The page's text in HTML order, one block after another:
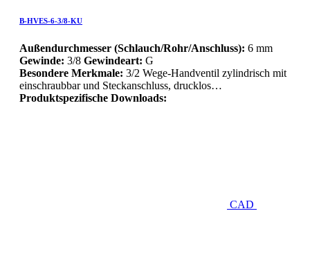
B-HVES-6-3/8-KU
Außendurchmesser (Schlauch/Rohr/Anschluss): 6 mm
Gewinde: 3/8 Gewindeart: G
Besondere Merkmale: 3/2 Wege-Handventil zylindrisch mit
einschraubbar und Steckanschluss, drucklos…
Produktspezifische Downloads:
CAD